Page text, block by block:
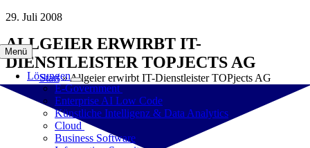
Zum
springen
Menü
Lösungen
E-Government
Enterprise AI Low Code
Künstliche Intelligenz & Data Analytics
Cloud
Business Software
29. Juli 2008
ALLGEIER ERWIRBT IT-
DIENSTLEISTER TOPJECTS AG
Start»Allgeier erwirbt IT-Dienstleister TOPjects AG